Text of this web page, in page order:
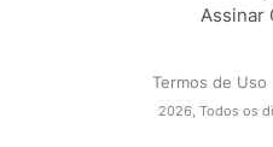
Assinar
Termos de Uso
2026, Todos os